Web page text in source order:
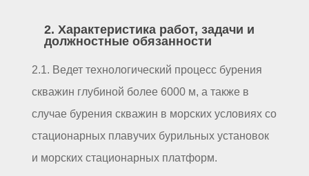
2. Характеристика работ, задачи и
должностные обязанности
2.1. Ведет технологический процесс бурения
скважин глубиной более 6000 м, а также в
случае бурения скважин в морских условиях со
стационарных плавучих бурильных установок
и морских стационарных платформ.